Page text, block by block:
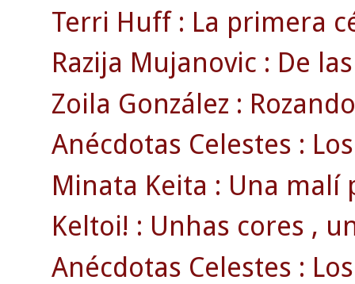
Terri Huff : La primera
Razija Mujanovic : De
Zoila González :
Anécdotas Celestes :
Minata Keita : Una malí
Keltoi! : Unhas cores ,
Anécdotas Celestes :